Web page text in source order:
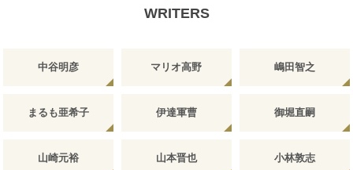
WRITERS
中谷明彦 マリオ高野 嶋田智之
まるも亜希子 伊達軍曹 御堀直嗣
山崎元裕 山本晋也 小林敦志